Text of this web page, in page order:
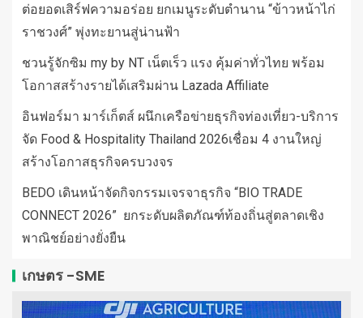
ต่อยอดเสิร์ฟความอร่อย ยกเมนูระดับตำนาน “ข้าวหน้าไก่
ราชวงศ์” พุ่งทะยานสู่น่านฟ้า
ชวนรู้จักซิม my by NT เน็ตเร็ว แรง คุ้มค่าทั่วไทย พร้อม
โอกาสสร้างรายได้เสริมผ่าน Lazada Affiliate
อินฟอร์มา มาร์เก็ตส์ ผนึกเครือข่ายธุรกิจท่องเที่ยว-บริการ
จัด Food & Hospitality Thailand 2026เชื่อม 4 งานใหญ่
สร้างโอกาสธุรกิจครบวงจร
BEDO เดินหน้าจัดกิจกรรมเจรจาธุรกิจ “BIO TRADE
CONNECT 2026” ยกระดับผลิตภัณฑ์ท้องถิ่นสู่ตลาดเชิง
พาณิชย์อย่างยั่งยืน
เกษตร -SME